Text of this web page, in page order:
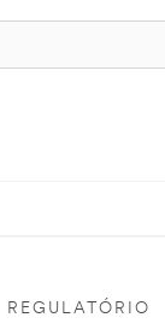
REGULATÓRIO